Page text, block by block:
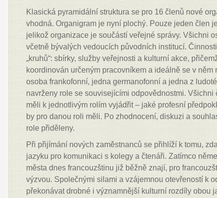
Klasická pyramidální struktura se pro 16 členů nové
vhodná. Organigram je nyní plochý. Pouze jeden člen
jelikož organizace je součástí veřejné správy. Všichni
včetně bývalých vedoucích původních institucí.
„kruhů“: sbírky, služby veřejnosti a kulturní akce,
koordinován určeným pracovníkem a ideálně se v
osoba frankofonní, jedna germanofonní a jedna z
navrženy role se souvisejícími odpovědnostmi. Všichni
měli k jednotlivým rolím vyjádřit – jaké profesní
by pro danou roli měli. Po zhodnocení, diskuzi a
role přiděleny.
Při přijímání nových zaměstnanců se přihlíží k tomu,
jazyku pro komunikaci s kolegy a čtenáři. Zatímco
města dnes francouzštinu již běžně znají, pro
výzvou. Společnými silami a vzájemnou otevřeností k
překonávat drobné i významnější kulturní rozdíly obou